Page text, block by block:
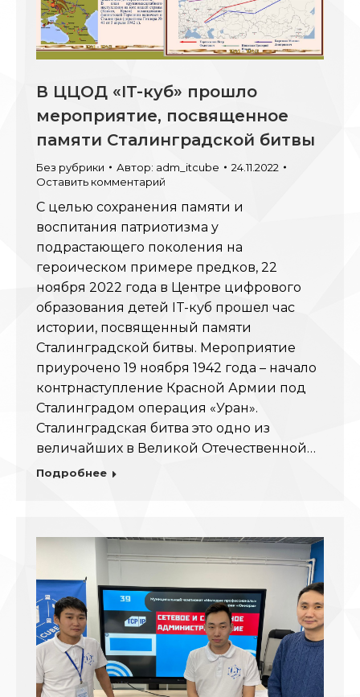
В ЦЦОД «IT-куб» прошло
мероприятие, посвященное
памяти Сталинградской битвы
Без рубрики Автор: adm_itcube
24.11.2022
Оставить комментарий
С целью сохранения памяти и
воспитания патриотизма у
подрастающего поколения на
героическом примере предков, 22
ноября 2022 года в Центре цифрового
образования детей IT-куб прошел час
истории, посвященный памяти
Сталинградской битвы. Мероприятие
приурочено 19 ноября 1942 года – начало
контрнаступление Красной Армии под
Сталинградом операция «Уран».
Сталинградская битва это одно из
величайших в Великой Отечественной…
Подробнее